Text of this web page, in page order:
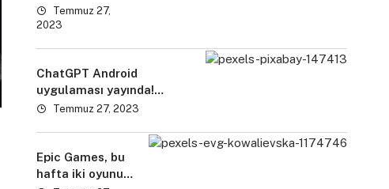
özelliğini
tanıttı! İşte
Temmuz 27,
2023
ChatGPT Android
uygulaması yayında!
Türkiye’de açıldı mı?
Temmuz 27, 2023
Epic Games, bu
hafta iki oyunu